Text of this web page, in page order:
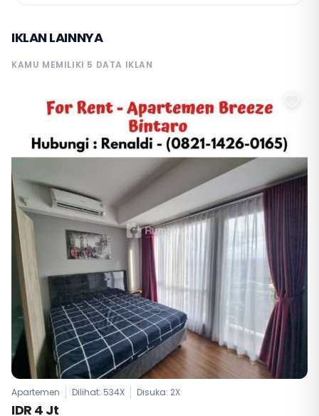
IKLAN LAINNYA
KAMU MEMILIKI 5 DATA IKLAN
Apartemen Dilihat: 534X Disuka: 2X
IDR 4 Jt